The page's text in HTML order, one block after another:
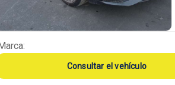
Consultar el vehículo